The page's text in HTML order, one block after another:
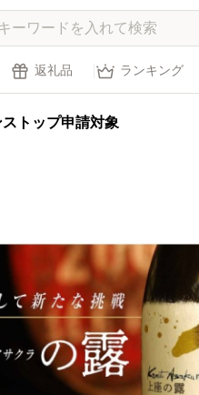
返礼品 ランキング
トップ申請対象